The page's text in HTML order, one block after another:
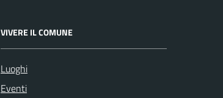
VIVERE IL COMUNE
Luoghi
Eventi